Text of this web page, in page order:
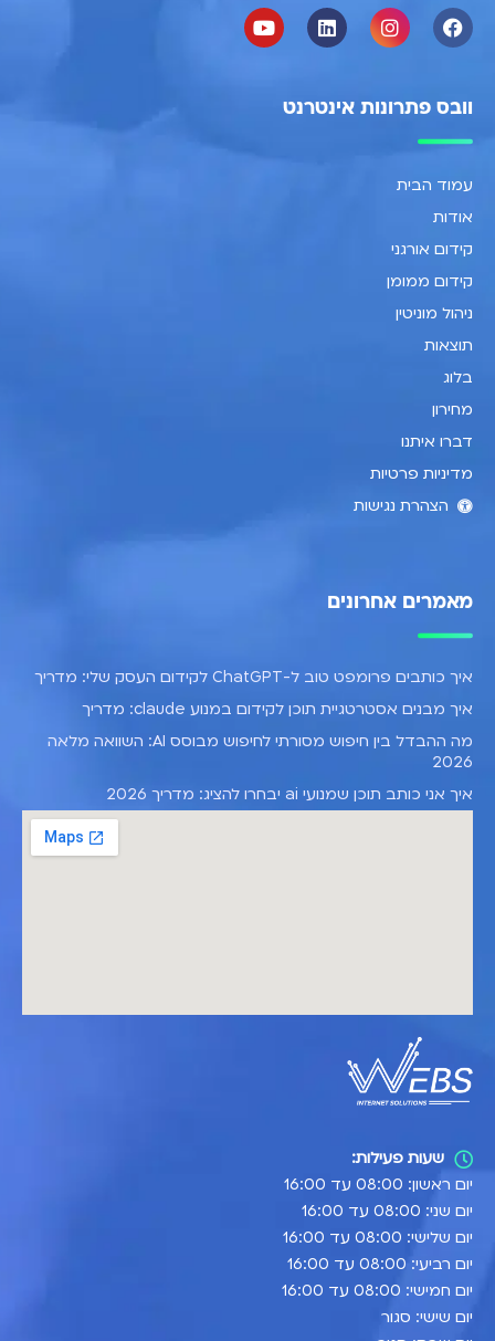
וובס פתרונות אינטרנט
עמוד הבית
אודות
קידום אורגני
קידום ממומן
ניהול מוניטין
תוצאות
בלוג
מחירון
דברו איתנו
מדיניות פרטיות
הצהרת נגישות
מאמרים אחרונים
איך כותבים פרומפט טוב ל-ChatGPT לקידום העסק שלי: מדריך
איך מבנים אסטרטגיית תוכן לקידום במנוע claude: מדריך
מה ההבדל בין חיפוש מסורתי לחיפוש מבוסס AI: השוואה מלאה
2026
איך אני כותב תוכן שמנועי ai יבחרו להציג: מדריך 2026
שעות פעילות:
יום ראשון: 08:00 עד 16:00
יום שני: 08:00 עד 16:00
יום שלישי: 08:00 עד 16:00
יום רביעי: 08:00 עד 16:00
יום חמישי: 08:00 עד 16:00
יום שישי: סגור